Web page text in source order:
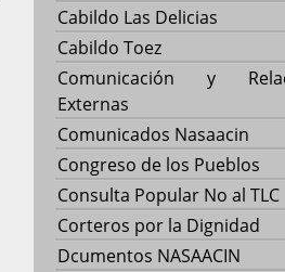
Cabildo Las Delicias
Cabildo Toez
Comunicación y
Externas
Comunicados Nasaacin
Congreso de los Pueblos
Consulta Popular No al TLC
Corteros por la Dignidad
Dcumentos NASAACIN